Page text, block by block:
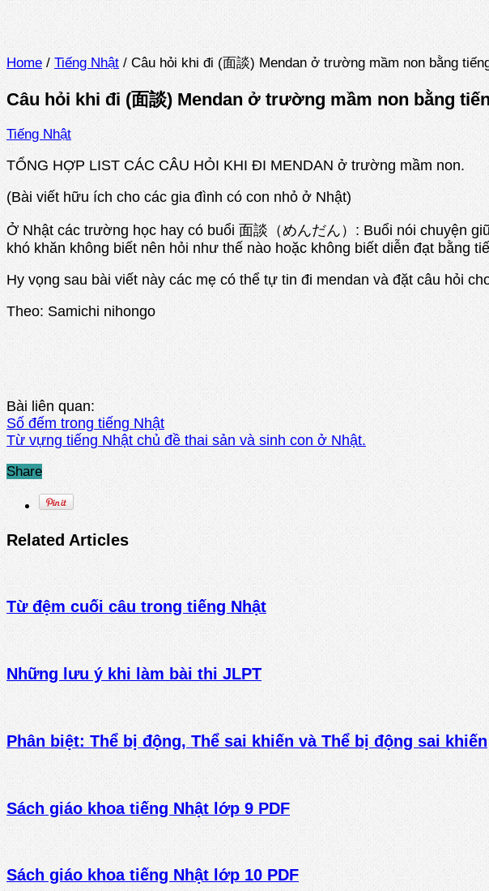
Home / Tiếng Nhật / Câu hỏi khi đi (面談) Mendan ở trường mầm non bằng
Câu hỏi khi đi (面談) Mendan ở trường mầm non bằng
Tiếng Nhật
TỔNG HỢP LIST CÁC CÂU HỎI KHI ĐI MENDAN ở trường mầm non.
(Bài viết hữu ích cho các gia đình có con nhỏ ở Nhật)
Ở Nhật các trường học hay có buổi 面談（めんだん）: Buổi nói chuyện
khó khăn không biết nên hỏi như thế nào hoặc không biết diễn đạt bằng
Hy vọng sau bài viết này các mẹ có thể tự tin đi mendan và đặt câu hỏi
Theo: Samichi nihongo
Bài liên quan:
Số đếm trong tiếng Nhật
Từ vựng tiếng Nhật chủ đề thai sản và sinh con ở Nhật.
Share
Related Articles
Từ đệm cuối câu trong tiếng Nhật
Những lưu ý khi làm bài thi JLPT
Phân biệt: Thể bị động, Thể sai khiến và Thể bị động sai khiến
Sách giáo khoa tiếng Nhật lớp 9 PDF
Sách giáo khoa tiếng Nhật lớp 10 PDF